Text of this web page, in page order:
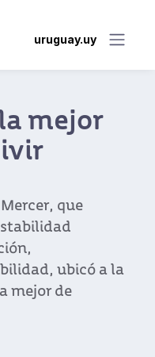
uruguay.uy
mejor
que
ubicó a la
mejor de